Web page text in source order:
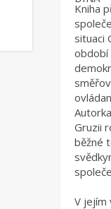
Kniha
situaci
období
Gruzii
běžné
V jejím